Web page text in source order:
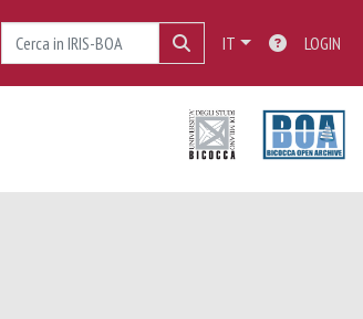
IT LOGIN